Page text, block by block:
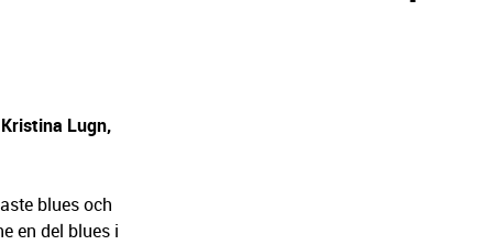
Lugn,
blues och
en del blues i